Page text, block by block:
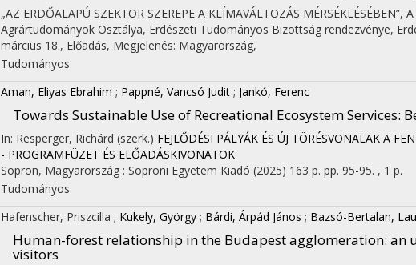
„AZ ERDŐALAPÚ SZEKTOR SZEREPE A KLÍMAVÁLTOZÁS MÉRSÉKLÉSÉBEN”,
Agrártudományok Osztálya, Erdészeti Tudományos Bizottság rendezvénye,
március 18., Előadás, Megjelenés: Magyarország,
Tudományos
Aman, Eliyas Ebrahim ; Pappné, Vancsó Judit ; Jankó, Ferenc
Towards Sustainable Use of Recreational Ecosystem Services:
In: Resperger, Richárd (szerk.) FEJLŐDÉSI PÁLYÁK ÉS ÚJ TÖRÉSVONALAK A
- PROGRAMFÜZET ÉS ELŐADÁSKIVONATOK
Sopron, Magyarország : Soproni Egyetem Kiadó (2025) 163 p. pp. 95-95. , 1 p.
Tudományos
Hafenscher, Priszcilla ; Kukely, György ; Bárdi, Árpád János ; Bazsó-Bertalan,
Human-forest relationship in the Budapest agglomeration:
visitors